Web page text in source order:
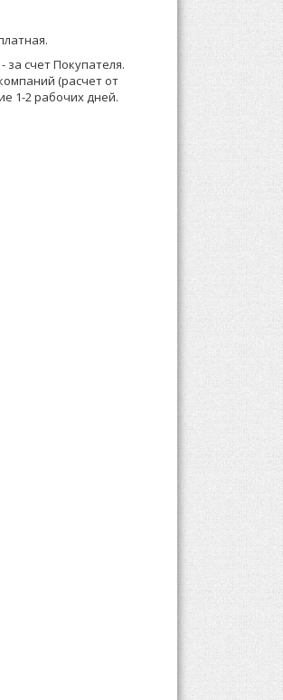
зале.
заказ по телефону.
Выставляем счет
.
счет Покупателя.
(расчет от
1-2 рабочих дней.